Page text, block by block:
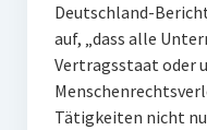
Deutschland-
auf, „dass alle
Vertragsstaat oder
Tätigkeiten nicht